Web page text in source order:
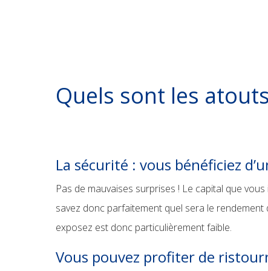
Quels sont les
La sécurité : vous bénéficiez
Pas de mauvaises surprises ! Le capital que
savez donc parfaitement quel sera le
exposez est donc particulièrement faible.
Vous pouvez profiter de